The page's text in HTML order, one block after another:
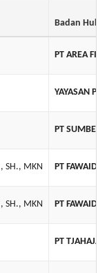
Badan
PT AREA FIT
YAYASAN
PT SUMBER
SH., MKN PT FAWAID
SH., MKN PT FAWAID
PT TJAHAJA